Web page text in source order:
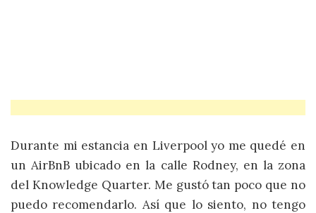
Durante mi estancia en Liverpool yo me quedé en
un AirBnB ubicado en la calle Rodney, en la zona
del Knowledge Quarter. Me gustó tan poco que no
puedo recomendarlo. Así que lo siento, no tengo